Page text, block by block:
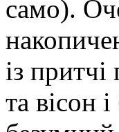
само).
із
та вісон